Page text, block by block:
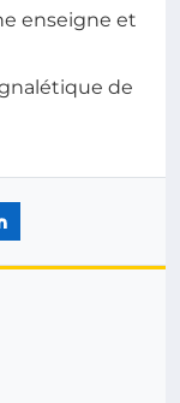
enseigne et
de